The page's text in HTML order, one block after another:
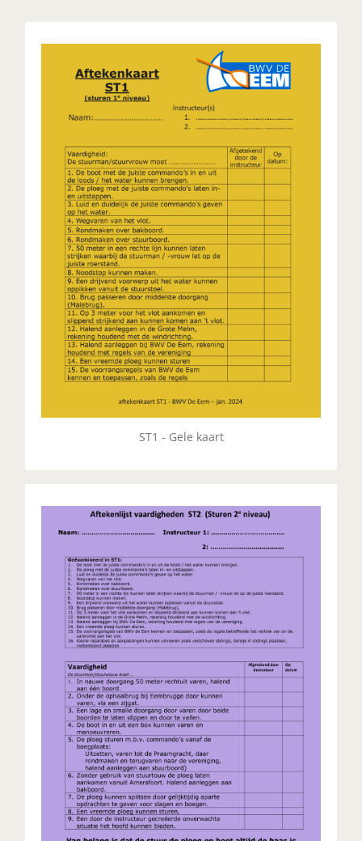
ST1 - Gele kaart
ST1 - Sturen in C-boot 1e
niveau
Sturen van een ploeg op beginnersniveau, in een
C-boot, meestal een C4x+.
UITLEG
ST2 - Sturen in C-boot 2e
niveau
Sturen van een ploeg op tweede niveau, in een C-
boot, meestal een C4x+.
UITLEG